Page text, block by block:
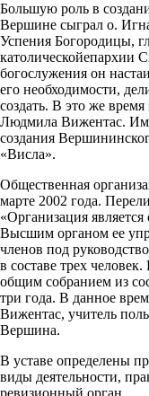
Большую роль в
Вершине сыграл о.
Успения Богородицы,
католическойепархии
богослужения он
его необходимости,
создать. В это же
Людмила Вижентас.
создания
«Висла».
Общественная
марте 2002 года.
«Организация
Высшим органом ее
членов под
в составе трех
общим собранием из
три года. В данное
Вижентас, учитель
Вершина.
В уставе определены
виды деятельности,